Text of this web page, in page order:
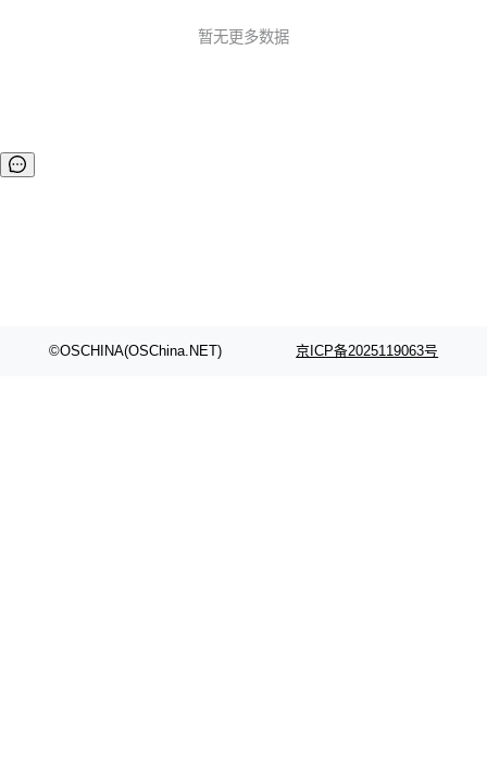
组件对应的文件位置 体积小，生产代码使用 rollup 打包，摇
暂无更多数据
©OSCHINA(OSChina.NET) 京ICP备2025119063号